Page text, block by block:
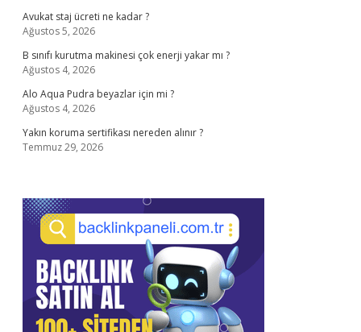
Avukat staj ücreti ne kadar ?
Ağustos 5, 2026
B sınıfı kurutma makinesi çok enerji yakar mı ?
Ağustos 4, 2026
Alo Aqua Pudra beyazlar için mi ?
Ağustos 4, 2026
Yakın koruma sertifikası nereden alınır ?
Temmuz 29, 2026